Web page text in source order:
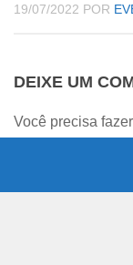
19/07/2022 POR
DEIXE UM
Você precisa